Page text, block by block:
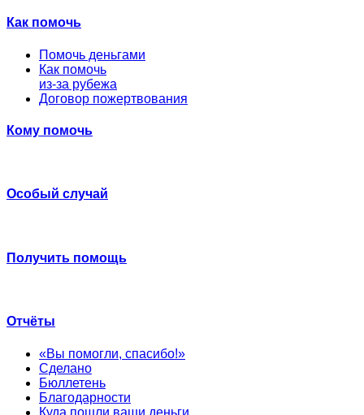
Как помочь
Помочь деньгами
Как помочь
из-за рубежа
Договор пожертвования
Кому помочь
Особый случай
Получить помощь
Отчёты
«Вы помогли, спасибо!»
Сделано
Бюллетень
Благодарности
Куда пошли ваши деньги